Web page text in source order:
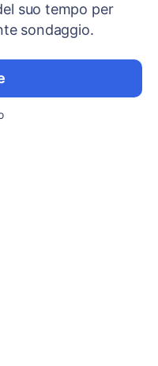
suo tempo per
sondaggio.